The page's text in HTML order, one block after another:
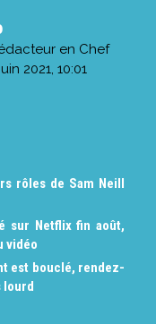
en Chef
2021, 10:01
rôles de Sam Neill
sur Netflix fin août,
vidéo
est bouclé, rendez-
lourd